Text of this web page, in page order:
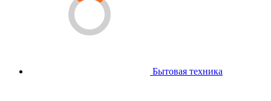
Бытовая техника